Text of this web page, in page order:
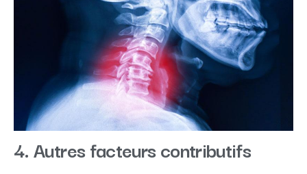
4. Autres facteurs contributifs